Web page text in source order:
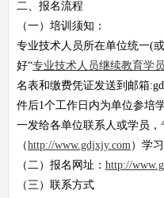
二、报名流程
（一）培训须知：
专业技术人员所在单位统一(
好“专业技术人员继续教育学
名表和缴费凭证发送到邮箱:
件后1个工作日内为单位参培
一发给各单位联系人或学员
（http://www.gdjxjy.com）学习
（二）报名网址： http://
（三）联系方式